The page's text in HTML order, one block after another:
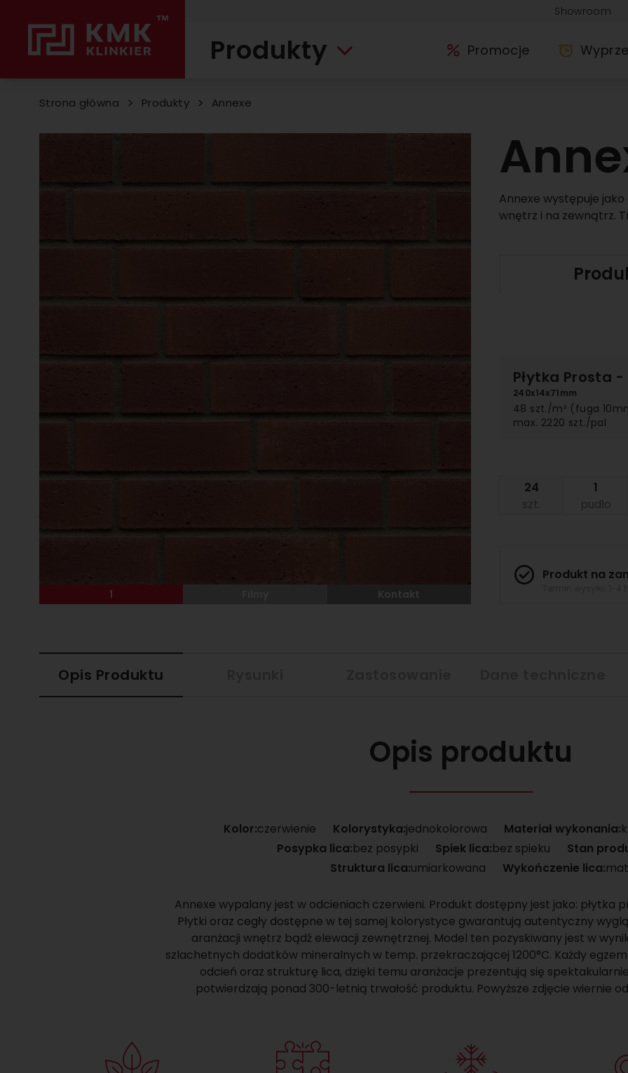
Showroom
Produkty Promocje
Strona główna Produkty Annexe
1 Kontakt
Annexe występuje
wnętrz i na zewnątrz.
Płytka Prosta -
240x14x71mm
48 szt./m² (fuga
max. 2220 szt./pal
pudło
Produkt na
Opis Produktu
Opis produktu
Kolor:czerwienie Kolorystyka:jednokolorowa Materiał wykonania:
Posypka lica:bez posypki Spiek lica:bez spieku Stan
Struktura lica:umiarkowana Wykończenie lica:mat
Annexe wypalany jest w odcieniach czerwieni. Produkt dostępny jest jako: płytka
Płytki oraz cegły dostępne w tej samej kolorystyce gwarantują autentyczny
aranżacji wnętrz bądź elewacji zewnętrznej. Model ten pozyskiwany jest w
szlachetnych dodatków mineralnych w temp. przekraczającej 1200°C. Każdy
odcień oraz strukturę lica, dzięki temu aranżacje prezentują się
potwierdzają ponad 300-letnią trwałość produktu. Powyższe zdjęcie wiernie